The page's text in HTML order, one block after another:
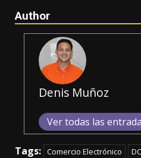
Author
Denis Muñoz
Ver todas las
Tags: Comercio Electrónico DC